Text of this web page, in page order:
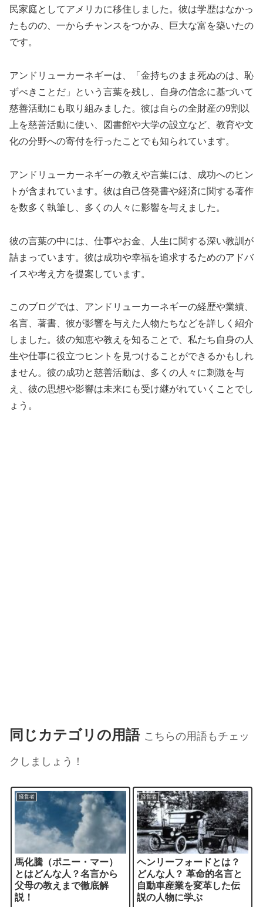
民家庭としてアメリカに移住しました。彼は学歴はなかっ
たものの、一からチャンスをつかみ、巨大な富を築いたの
です。
アンドリューカーネギーは、「金持ちのまま死ぬのは、恥
ずべきことだ」という言葉を残し、自身の信念に基づいて
慈善活動にも取り組みました。彼は自らの全財産の9割以
上を慈善活動に使い、図書館や大学の設立など、教育や文
化の分野への寄付を行ったことでも知られています。
アンドリューカーネギーの教えや言葉には、成功へのヒン
トが含まれています。彼は自己啓発書や経済に関する著作
を数多く執筆し、多くの人々に影響を与えました。
彼の言葉の中には、仕事やお金、人生に関する深い教訓が
詰まっています。彼は成功や幸福を追求するためのアドバ
イスや考え方を提案しています。
このブログでは、アンドリューカーネギーの経歴や業績、
名言、著書、彼が影響を与えた人物たちなどを詳しく紹介
しました。彼の知恵や教えを知ることで、私たち自身の人
生や仕事に役立つヒントを見つけることができるかもしれ
ません。彼の成功と慈善活動は、多くの人々に刺激を与
え、彼の思想や影響は未来にも受け継がれていくことでし
ょう。
同じカテゴリの用語 こちらの用語もチェッ
クしましょう！
経営者
馬化騰（ポニー・マー）
とはどんな人？名言から
父母の教えまで徹底解
説！
経営者
ヘンリーフォードとは？
どんな人？ 革命的名言と
自動車産業を変革した伝
説の人物に学ぶ